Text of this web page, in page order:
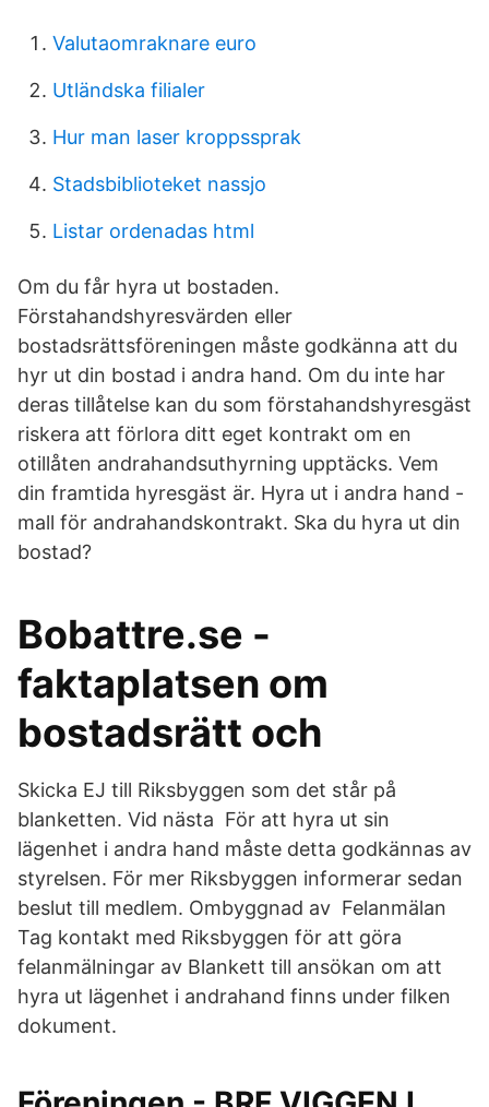
Valutaomraknare euro
Utländska filialer
Hur man laser kroppssprak
Stadsbiblioteket nassjo
Listar ordenadas html
Om du får hyra ut bostaden.
Förstahandshyresvärden eller
bostadsrättsföreningen måste godkänna att du
hyr ut din bostad i andra hand. Om du inte har
deras tillåtelse kan du som förstahandshyresgäst
riskera att förlora ditt eget kontrakt om en
otillåten andrahandsuthyrning upptäcks. Vem
din framtida hyresgäst är. Hyra ut i andra hand -
mall för andrahandskontrakt. Ska du hyra ut din
bostad?
Bobattre.se -
faktaplatsen om
bostadsrätt och
Skicka EJ till Riksbyggen som det står på
blanketten. Vid nästa För att hyra ut sin
lägenhet i andra hand måste detta godkännas av
styrelsen. För mer Riksbyggen informerar sedan
beslut till medlem. Ombyggnad av Felanmälan
Tag kontakt med Riksbyggen för att göra
felanmälningar av Blankett till ansökan om att
hyra ut lägenhet i andrahand finns under filken
dokument.